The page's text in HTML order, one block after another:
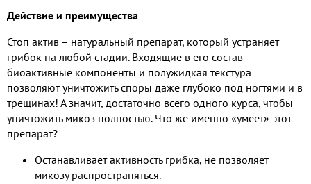
Действие и преимущества
Стоп актив – натуральный препарат, который устраняет
грибок на любой стадии. Входящие в его состав
биоактивные компоненты и полужидкая текстура
позволяют уничтожить споры даже глубоко под ногтями и в
трещинах! А значит, достаточно всего одного курса, чтобы
уничтожить микоз полностью. Что же именно «умеет» этот
препарат?
Останавливает активность грибка, не позволяет
микозу распространяться.